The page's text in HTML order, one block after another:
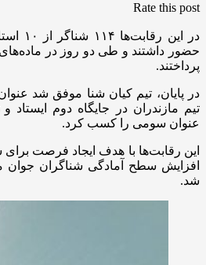
Rate this post
حضور داشتند و طی دو روز در
پرداختند.
در پایان، تیم کیان شنا موفق شد
تیم مازندران در جایگاه دوم ایستاد و
عنوان سومی را کسب کرد.
این رقابت‌ها با هدف ایجاد فرصت برای
افزایش سطح آمادگی شناگران جوان
شد.